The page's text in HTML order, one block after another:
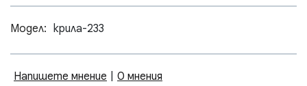
Модел: крила-233
Напишете мнение 0 мнения